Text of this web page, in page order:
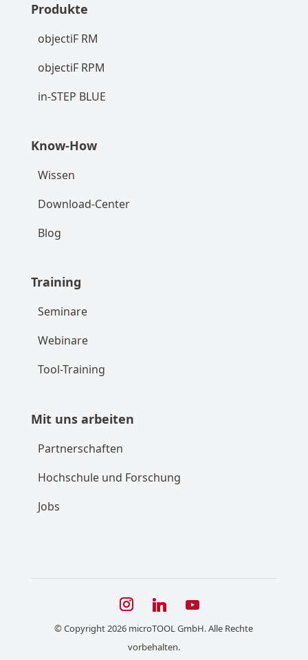
Produkte
objectiF RM
objectiF RPM
in-STEP BLUE
Know-How
Wissen
Download-Center
Blog
Training
Seminare
Webinare
Tool-Training
Mit uns arbeiten
Partnerschaften
Hochschule und Forschung
Jobs
© Copyright 2026 microTOOL GmbH. Alle Rechte
vorbehalten.